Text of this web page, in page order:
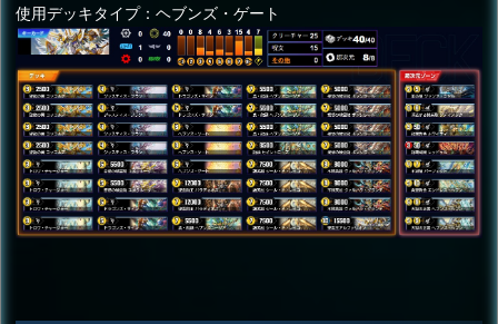
使用デッキタイプ：ヘブンズ・ゲート